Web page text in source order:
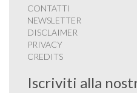
CONTATTI
NEWSLETTER
DISCLAIMER
PRIVACY
CREDITS
Iscriviti alla